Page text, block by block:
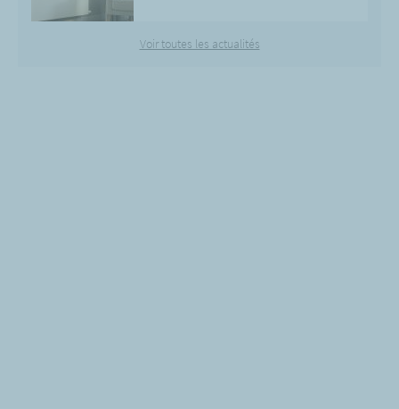
Voir toutes les actualités